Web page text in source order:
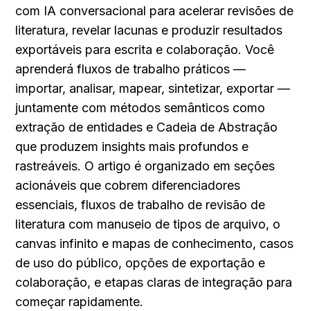
com IA conversacional para acelerar revisões de
literatura, revelar lacunas e produzir resultados
exportáveis para escrita e colaboração. Você
aprenderá fluxos de trabalho práticos —
importar, analisar, mapear, sintetizar, exportar —
juntamente com métodos semânticos como
extração de entidades e Cadeia de Abstração
que produzem insights mais profundos e
rastreáveis. O artigo é organizado em seções
acionáveis que cobrem diferenciadores
essenciais, fluxos de trabalho de revisão de
literatura com manuseio de tipos de arquivo, o
canvas infinito e mapas de conhecimento, casos
de uso do público, opções de exportação e
colaboração, e etapas claras de integração para
começar rapidamente.